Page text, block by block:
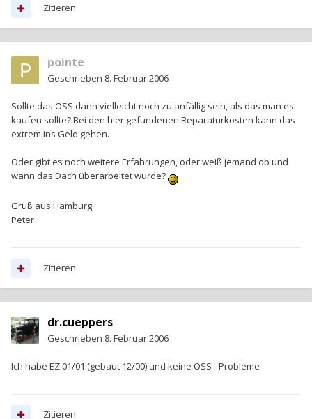
Zitieren
pointe
Geschrieben 8. Februar 2006
Sollte das OSS dann vielleicht noch zu anfällig sein, als das man es
kaufen sollte? Bei den hier gefundenen Reparaturkosten kann das
extrem ins Geld gehen.
Oder gibt es noch weitere Erfahrungen, oder weiß jemand ob und
wann das Dach überarbeitet wurde?
Gruß aus Hamburg
Peter
Zitieren
dr.cueppers
Geschrieben 8. Februar 2006
Ich habe EZ 01/01 (gebaut 12/00) und keine OSS - Probleme
Zitieren